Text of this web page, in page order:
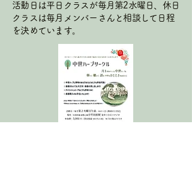
活動日は平日クラスが毎月第2水曜日、休日
クラスは毎月メンバーさんと相談して日程
を決めています。